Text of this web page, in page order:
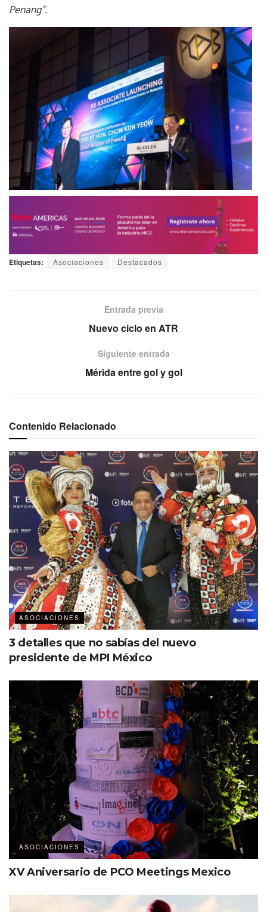
Penang”.
Etiquetas: Asociaciones Destacados
Entrada previa
Nuevo ciclo en ATR
Siguiente entrada
Mérida entre gol y gol
Contenido Relacionado
ASOCIACIONES
3 detalles que no sabías del nuevo
presidente de MPI México
ASOCIACIONES
XV Aniversario de PCO Meetings Mexico